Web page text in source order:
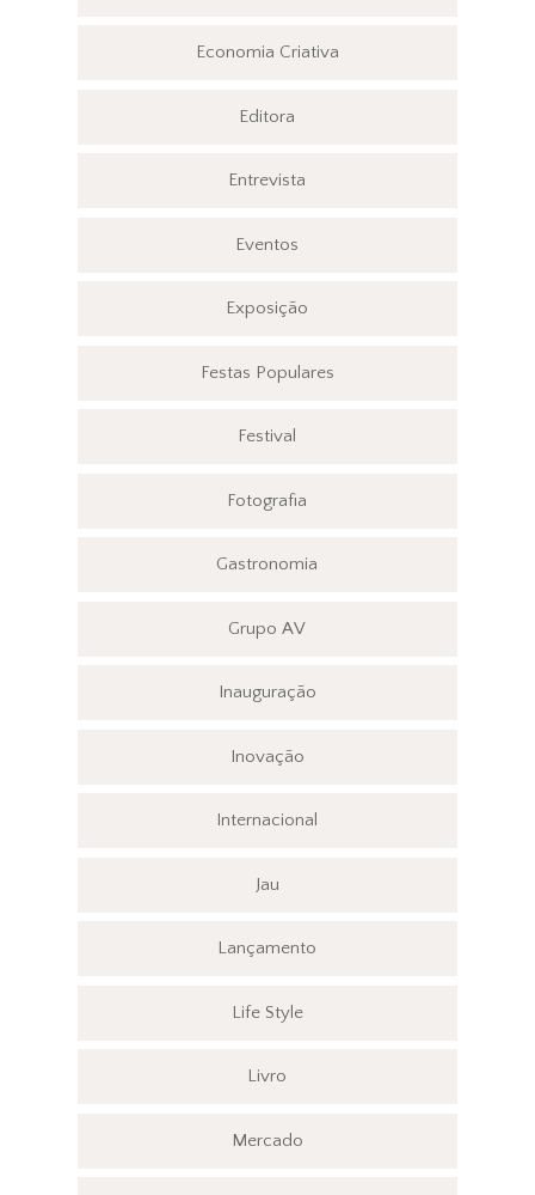
Economia Criativa
Editora
Entrevista
Eventos
Exposição
Festas Populares
Festival
Fotografia
Gastronomia
Grupo AV
Inauguração
Inovação
Internacional
Jau
Lançamento
Life Style
Livro
Mercado